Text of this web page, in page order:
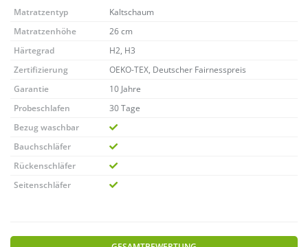
Matratzentyp
Kaltschaum
Matratzenhöhe
26 cm
Härtegrad
H2, H3
Zertifizierung
OEKO-TEX, Deutscher Fairnesspreis
Garantie
10 Jahre
Probeschlafen
30 Tage
Bezug waschbar
Bauchschläfer
Rückenschläfer
Seitenschläfer